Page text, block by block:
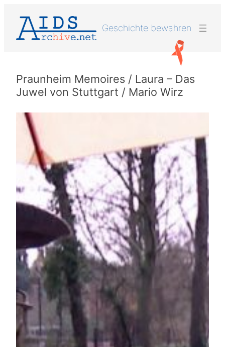
Inhalt
springen
Geschichte bewahren
Praunheim Memoires / Laura – Das
Juwel von Stuttgart / Mario Wirz